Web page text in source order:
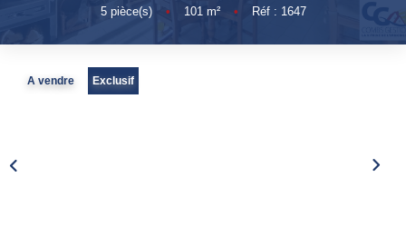
Notre Équipe
5pièce(s) • 101 m² • Réf : 1647
A vendre Exclusif